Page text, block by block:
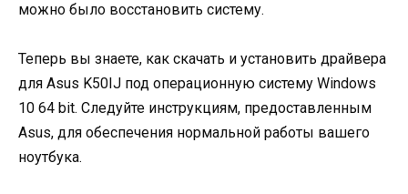
можно было восстановить систему.
Теперь вы знаете, как скачать и установить драйвера
для Asus K50IJ под операционную систему Windows
10 64 bit. Следуйте инструкциям, предоставленным
Asus, для обеспечения нормальной работы вашего
ноутбука.